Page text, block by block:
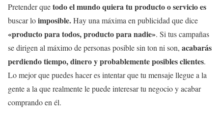
Pretender quetodo el mundo quiera tu producto o servicio es
buscar loimposible.Hay una máxima en publicidad que dice
«producto para todos, producto para nadie». Si tus campañas
se dirigen al máximo de personas posible sin ton ni son, acabarás
perdiendo tiempo, dinero y probablemente posibles clientes.
Lo mejor que puedes hacer es intentar que tu mensaje llegue a la
gente a la que realmente le puede interesar tu negocio y acabar
comprando en él.